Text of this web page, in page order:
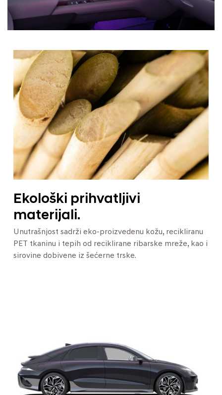
Ekološki prihvatljivi
materijali.
Unutrašnjost sadrži eko-proizvedenu kožu, recikliranu
PET tkaninu i tepih od reciklirane ribarske mreže, kao i
sirovine dobivene iz šećerne trske.